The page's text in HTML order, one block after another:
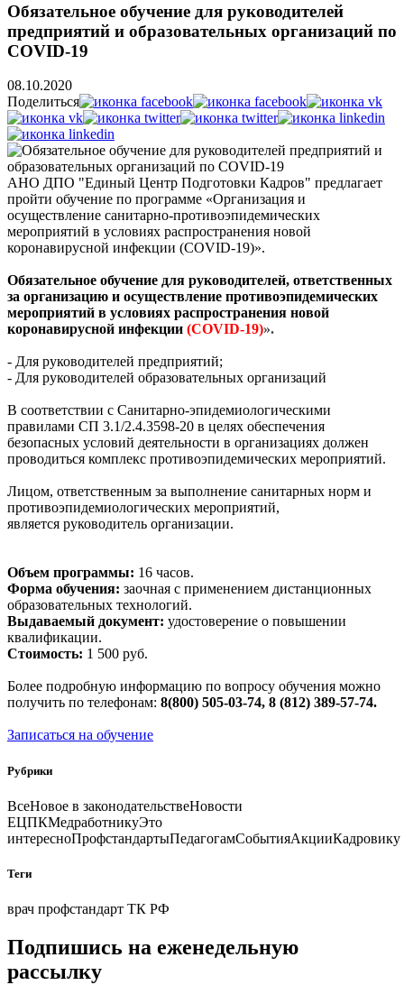
Обязательное обучение для руководителей
предприятий и образовательных организаций по
COVID-19
08.10.2020
Поделиться
АНО ДПО "Единый Центр Подготовки Кадров" предлагает
пройти обучение по программе «Организация и
осуществление санитарно-противоэпидемических
мероприятий в условиях распространения новой
коронавирусной инфекции (COVID-19)».
Обязательное обучение для руководителей, ответственных
за организацию и осуществление противоэпидемических
мероприятий в условиях распространения новой
коронавирусной инфекции (COVID-19)».
- Для руководителей предприятий;
- Для руководителей образовательных организаций
В соответствии с Санитарно-эпидемиологическими
правилами СП 3.1/2.4.3598-20 в целях обеспечения
безопасных условий деятельности в организациях должен
проводиться комплекс противоэпидемических мероприятий.
Лицом, ответственным за выполнение санитарных норм и
противоэпидемиологических мероприятий,
является руководитель организации.
Объем программы: 16 часов.
Форма обучения: заочная с применением дистанционных
образовательных технологий.
Выдаваемый документ: удостоверение о повышении
квалификации.
Стоимость: 1 500 руб.
Более подробную информацию по вопросу обучения можно
получить по телефонам: 8(800) 505-03-74, 8 (812) 389-57-74.
Записаться на обучение
Рубрики
ВсеНовое в законодательствеНовости
ЕЦПКМедработникуЭто
интересноПрофстандартыПедагогамСобытияАкцииКадровику
Теги
врач профстандарт ТК РФ
Подпишись на еженедельную
рассылку